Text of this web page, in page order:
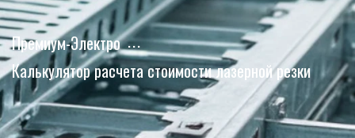
Премиум-Электро
Калькулятор расчета стоимости лазерной резки